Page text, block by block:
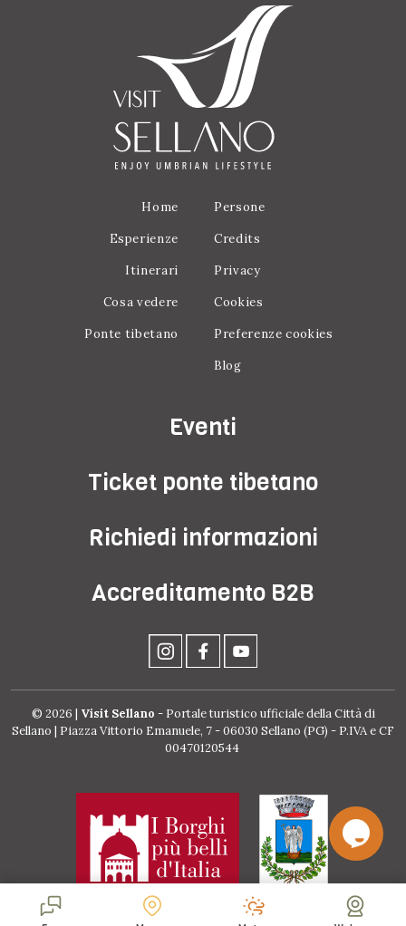
Home
Esperienze
Itinerari
Cosa vedere
Ponte tibetano
Persone
Credits
Privacy
Cookies
Preferenze cookies
Blog
Eventi
Ticket ponte tibetano
Richiedi informazioni
Accreditamento B2B
© 2026 | Visit Sellano - Portale turistico ufficiale della Città di
Sellano | Piazza Vittorio Emanuele, 7 - 06030 Sellano (PG) - P.IVA e CF
00470120544